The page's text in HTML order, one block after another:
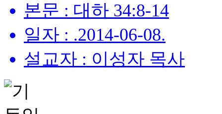
본문 : 대하 34:8-14
일자 : .2014-06-08.
설교자 : 이성자 목사